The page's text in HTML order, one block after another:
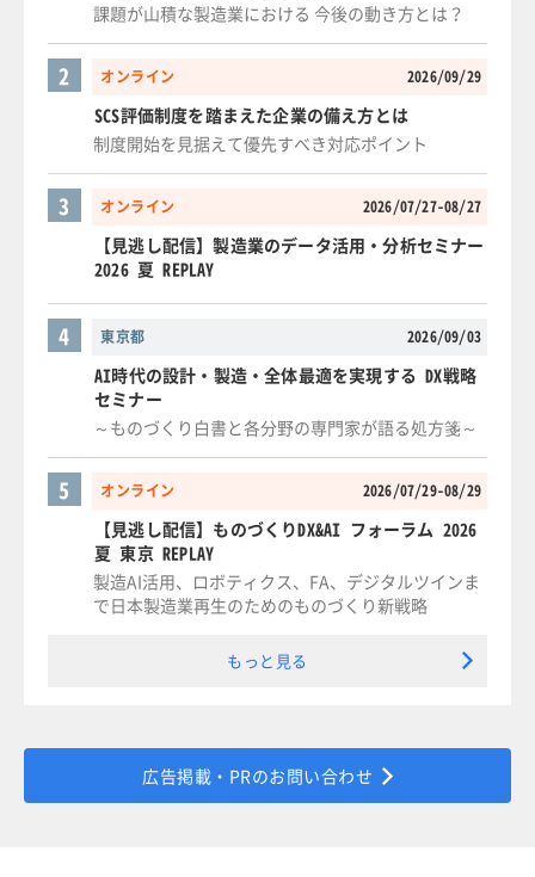
課題が山積な製造業における 今後の動き方とは？
オンライン 2026/09/29
2
SCS評価制度を踏まえた企業の備え方とは
制度開始を見据えて優先すべき対応ポイント
オンライン 2026/07/27-08/27
3
【見逃し配信】製造業のデータ活用・分析セミナー
2026 夏 REPLAY
東京都 2026/09/03
4
AI時代の設計・製造・全体最適を実現する DX戦略
セミナー
～ものづくり白書と各分野の専門家が語る処方箋～
オンライン 2026/07/29-08/29
5
【見逃し配信】ものづくりDX&AI フォーラム 2026
夏 東京 REPLAY
製造AI活用、ロボティクス、FA、デジタルツインま
で日本製造業再生のためのものづくり新戦略
もっと見る
広告掲載・PRのお問い合わせ